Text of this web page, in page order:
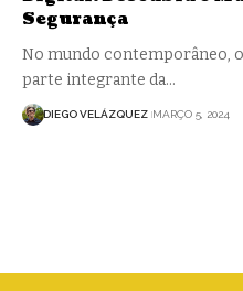
Segurança
No mundo contemporâneo,
parte integrante da…
DIEGO VELÁZQUEZ MARÇO 5, 2024